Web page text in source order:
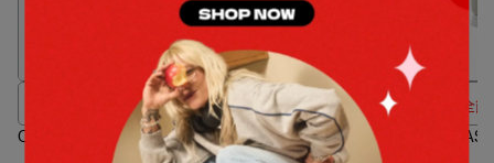
全館滿2000折$200 / 全館
滿4000折$350
CLASSIC AZ 慢跑鞋_男/女
全館滿2000折$200 / 全館
滿4000折$350
CLASSIC NYLON 休閒鞋_女
全